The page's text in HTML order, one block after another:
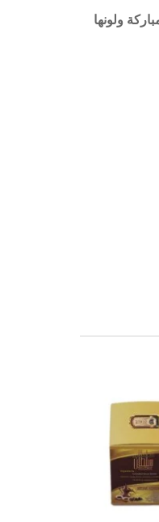
المباركة ولونها